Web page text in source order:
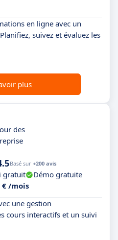
en ligne avec un
suivez et évaluez les
plus
des
Basé sur +200 avis
gratuit
Démo gratuite
€ /mois
une gestion
cours interactifs et un suivi